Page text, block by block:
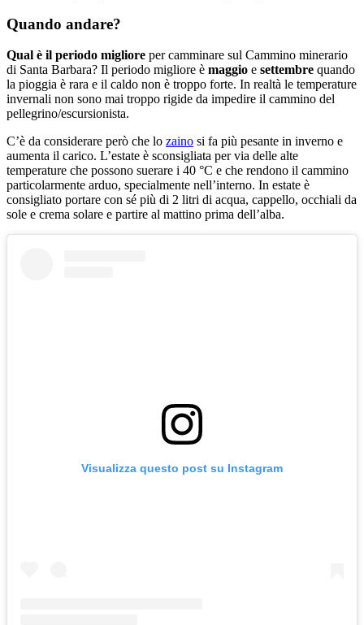
Quando andare?
Qual è il periodo migliore per camminare sul Cammino minerario
di Santa Barbara? Il periodo migliore è maggio e settembre quando
la pioggia è rara e il caldo non è troppo forte. In realtà le temperature
invernali non sono mai troppo rigide da impedire il cammino del
pellegrino/escursionista.
C’è da considerare però che lo zaino si fa più pesante in inverno e
aumenta il carico. L’estate è sconsigliata per via delle alte
temperature che possono suerare i 40 °C e che rendono il cammino
particolarmente arduo, specialmente nell’interno. In estate è
consigliato portare con sé più di 2 litri di acqua, cappello, occhiali da
sole e crema solare e partire al mattino prima dell’alba.
Visualizza questo post su Instagram